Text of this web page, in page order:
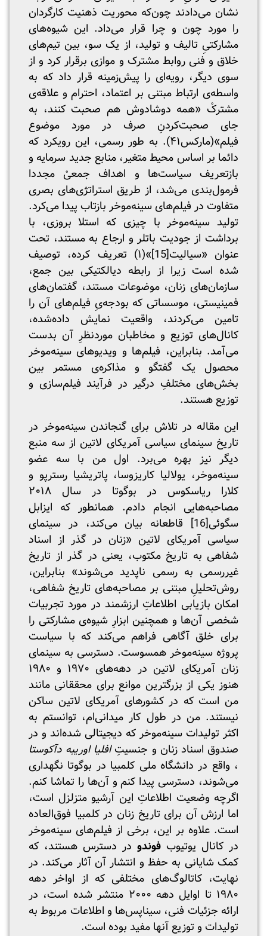
نشان می‌دادند چون‌که محوریت ذهنیت کارگردان
را مورد چون و چرا قرار می‌داد. این شیوه‌های
مشارکتیِ تالیف و تولید، از یک سو، بین تیم‌های
خلاق و فنی روابط مشترک و موازی برقرار کرد و از
سوی دیگر، رویه‌ای را پیش‌زمینه قرار داد که به
واسطه‌ی ارتباط مبتنی بر اعتماد، احترام و علاقه‌ی
مشترکْ «همه دوشادوش هم صحبت کنند، به
جای صحبت‌کردنِ صرف در مورد موضوع
فیلم»(مارکس۴۱). به طور رسمی، این رویکرد که
دائما بر اساس محیط متغیر، منابع جدید سرمایه و
بازتعریف سیاست‌ها و اهداف جمعیْ مجددا
فرمول‌بندی می‌شد، از طریق استراتژی‌های بصری
متفاوت در فیلم‌های سینه‌موخر بازتاب پیدا می‌کرد.
تولید سینه‌موخر با چیزی که استلا بروزی، با
برداشت از جودیت باتلر و ارجاع به مستند، تحت
عنوان «سیالیت[15]
»(۱) تعریف کرده، توصیف
شده است زیرا از رابطه دیالکتیکی بین جمع،
سازمان‌های زنان، موضوعات مستند، گفتمان‌های
فمینیستی، موسساتی که بودجه‌یِ فیلم‌های آن را
تامین می‌کردند، واقعیت نمایش داده‌شده،
کانال‌های توزیع و مخاطبان موردنظرِ آن بدست
می‌آمد. بنابراین، فیلم‌ها و ویدیوهای سینه‌موخر
محصول یک گفتگو و مذاکره‌ی مستمر بین
بخش‌های مختلفِ درگیر در فرآیند فیلم‌سازی و
توزیع هستند.
این مقاله در تلاش برای گنجاندن سینه‌موخر در
تاریخ سینمای سیاسی آمریکای لاتین از سه منبع
دیگر نیز بهره می‌برد. اول من با سه عضو
سینه‌موخر، یولالیا کاریزوسا، پاتریشیا رسترپو و
کلارا ریاسکوس در بوگوتا در سال ۲۰۱۸
مصاحبه‌هایی انجام دادم. همانطور که ایزابل
سگوئی[16]
قاطعانه بیان می‌کند، در سینمای
سیاسی آمریکای لاتین «زنان در گذر از اسناد
شفاهی به تاریخ مکتوب، یعنی در گذر از تاریخ
غیررسمی به رسمی ناپدید می‌شوند» بنابراین،
روش‌تحلیلِ مبتنی بر مصاحبه‌های تاریخ شفاهی،
امکان بازیابی اطلاعاتِ ارزشمند در مورد تجربیات
شخصی آن‌ها و همچنین ابزارِ شیوه‌ی مشارکتی را
برای خلق آگاهی فراهم می‌کند که با سیاست
پروژه سینه‌موخر همسوست. دسترسی به سینمای
زنان آمریکای لاتین در دهه‌های ۱۹۷۰ و ۱۹۸۰
هنوز یکی از بزرگترین موانع برای محققانی مانند
من است که در کشورهای آمریکای لاتین ساکن
نیستند. من در طول کار میدانی‌ام، توانستم به
اکثر تولیدات سینه‌موخر که دیجیتالی شده‌اند و در
صندوق اسناد زنان و جنسیتِافلیا اوریبه دآکوستا
، واقع در دانشگاه ملی کلمبیا در بوگوتا نگهداری
می‌شوند، دسترسی پیدا کنم و آن‌ها را تماشا کنم.
اگرچه وضعیت اطلاعاتِ این آرشیو متزلزل است،
اما ارزش آن برای تاریخ زنان در کلمبیا فوق‌العاده
است. علاوه بر این، برخی از فیلم‌های سینه‌موخر
در کانال یوتیوب فوندو در دسترس هستند، که
کمک شایانی به حفظ و انتشار آن آثار می‌کند. در
نهایت، کاتالوگ‌های مختلفی که از اواخر دهه
۱۹۸۰ تا اوایل دهه ۲۰۰۰ منتشر شده است، در
ارائه جزئیات فنی، سیناپس‌ها و اطلاعات مربوط به
تولیدات و توزیع آنها مفید بوده است.